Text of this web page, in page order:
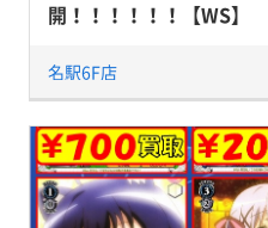
開！！！！！！【WS】
名駅6F店